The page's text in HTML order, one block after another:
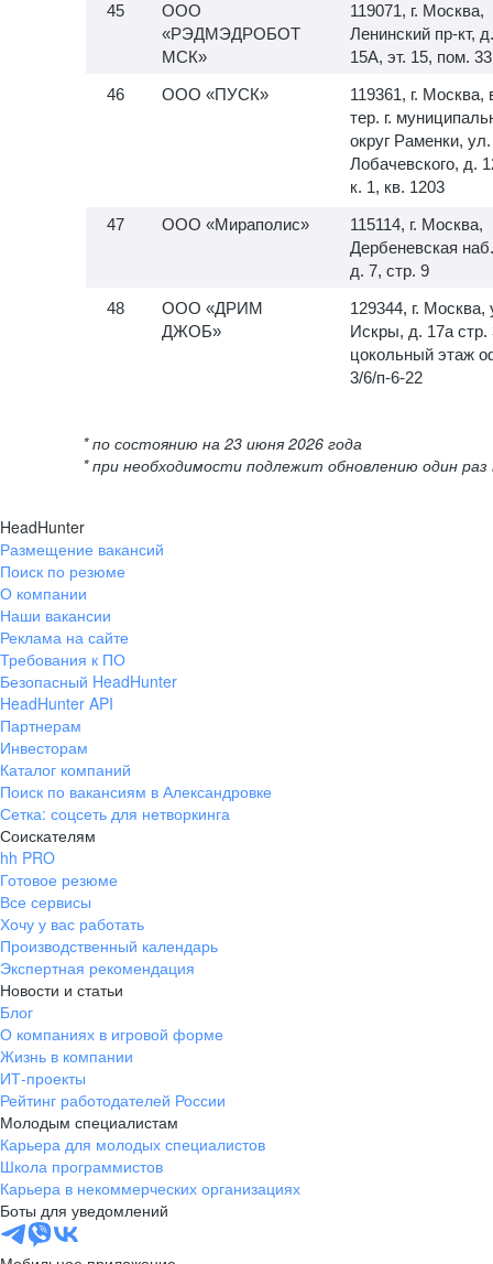
ООО
«РЭДМЭДРОБОТ
МСК»
119071, г. Москва,
Ленинский пр-кт, д.
15А, эт. 15, пом. 33
ООО «ПУСК»
119361, г. Москва,
тер. г.
округ Раменки, ул.
Лобачевского, д.
к. 1, кв. 1203
ООО «Мираполис»
115114, г. Москва,
Дербеневская
д. 7, стр. 9
ООО «ДРИМ
ДЖОБ»
129344, г. Москва,
Искры, д. 17а стр.
цокольный этаж
3/6/п-6-22
* по состоянию на 23 июня 2026 года
* при необходимости подлежит обновлению один раз
HeadHunter
Размещение вакансий
Поиск по резюме
О компании
Наши вакансии
Реклама на сайте
Требования к ПО
Безопасный HeadHunter
HeadHunter API
Партнерам
Инвесторам
Каталог компаний
Поиск по вакансиям в Александровке
Сетка: соцсеть для нетворкинга
Соискателям
hh PRO
Готовое резюме
Все сервисы
Хочу у вас работать
Производственный календарь
Экспертная рекомендация
Новости и статьи
Блог
О компаниях в игровой форме
Жизнь в компании
ИТ-проекты
Рейтинг работодателей России
Молодым специалистам
Карьера для молодых специалистов
Школа программистов
Карьера в некоммерческих организациях
Боты для уведомлений